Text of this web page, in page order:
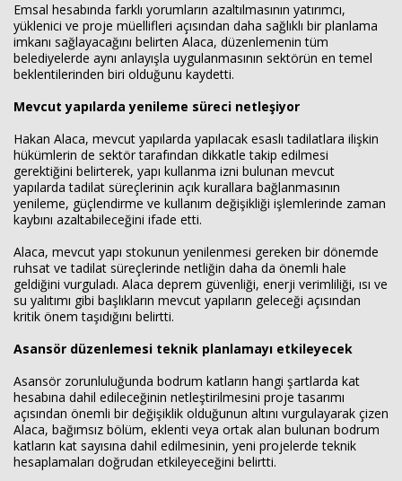
Emsal hesabında farklı yorumların azaltılmasının yatırımcı,
yüklenici ve proje müellifleri açısından daha sağlıklı bir planlama
imkanı sağlayacağını belirten Alaca, düzenlemenin tüm
belediyelerde aynı anlayışla uygulanmasının sektörün en temel
beklentilerinden biri olduğunu kaydetti.
Mevcut yapılarda yenileme süreci netleşiyor
Hakan Alaca, mevcut yapılarda yapılacak esaslı tadilatlara ilişkin
hükümlerin de sektör tarafından dikkatle takip edilmesi
gerektiğini belirterek, yapı kullanma izni bulunan mevcut
yapılarda tadilat süreçlerinin açık kurallara bağlanmasının
yenileme, güçlendirme ve kullanım değişikliği işlemlerinde zaman
kaybını azaltabileceğini ifade etti.
Alaca, mevcut yapı stokunun yenilenmesi gereken bir dönemde
ruhsat ve tadilat süreçlerinde netliğin daha da önemli hale
geldiğini vurguladı. Alaca deprem güvenliği, enerji verimliliği, ısı ve
su yalıtımı gibi başlıkların mevcut yapıların geleceği açısından
kritik önem taşıdığını belirtti.
Asansör düzenlemesi teknik planlamayı etkileyecek
Asansör zorunluluğunda bodrum katların hangi şartlarda kat
hesabına dahil edileceğinin netleştirilmesini proje tasarımı
açısından önemli bir değişiklik olduğunun altını vurgulayarak çizen
Alaca, bağımsız bölüm, eklenti veya ortak alan bulunan bodrum
katların kat sayısına dahil edilmesinin, yeni projelerde teknik
hesaplamaları doğrudan etkileyeceğini belirtti.